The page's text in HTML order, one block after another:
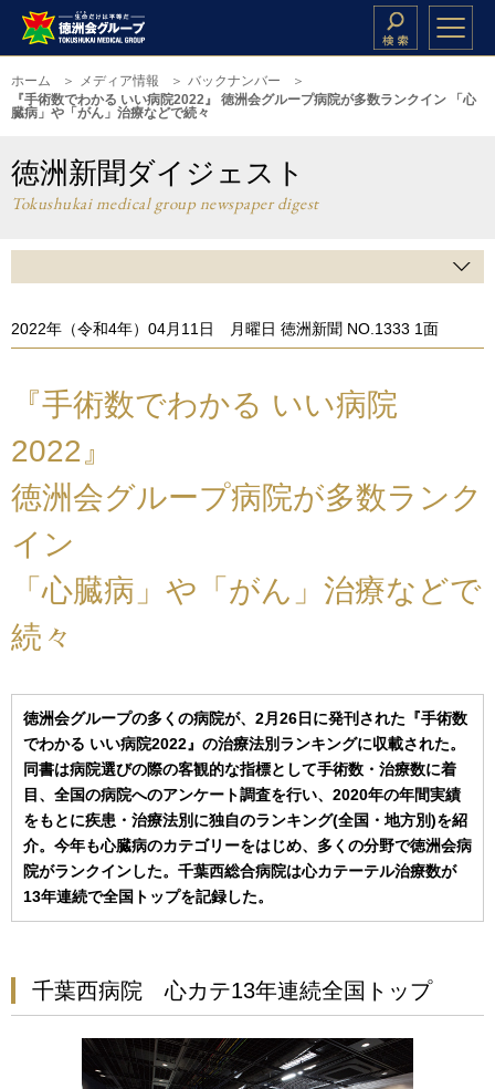
ホーム メディア情報
バックナンバー
『手術数でわかる いい病院2022』 徳洲会グループ病院が多数ランクイン 「心
臓病」や「がん」治療などで続々
徳洲新聞ダイジェスト
Tokushukai medical group newspaper digest
2022年（令和4年）04月11日 月曜日 徳洲新聞 NO.1333 1面
『手術数でわかる いい病院
2022』
徳洲会グループ病院が多数ランク
イン
「心臓病」や「がん」治療などで
続々
徳洲会グループの多くの病院が、2月26日に発刊された『手術数
でわかる いい病院2022』の治療法別ランキングに収載された。
同書は病院選びの際の客観的な指標として手術数・治療数に着
目、全国の病院へのアンケート調査を行い、2020年の年間実績
をもとに疾患・治療法別に独自のランキング(全国・地方別)を紹
介。今年も心臓病のカテゴリーをはじめ、多くの分野で徳洲会病
院がランクインした。千葉西総合病院は心カテーテル治療数が
13年連続で全国トップを記録した。
千葉西病院 心カテ13年連続全国トップ